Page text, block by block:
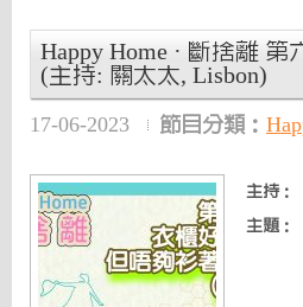
Happy Home · 斷捨離
(主持: 關太太, Lisbon)
17-06-2023 節目分類：
主持：
主題：